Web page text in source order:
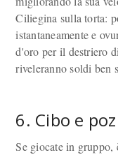
Ciliegina sulla torta:
istantaneamente e
d'oro per il destriero
riveleranno soldi ben
6. Cibo e
Se giocate in gruppo,